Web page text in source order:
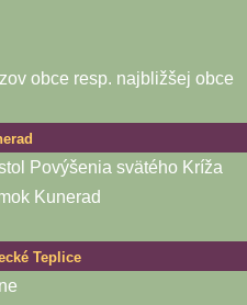
obce resp. najbližšej obce
Povýšenia svätého Kríža
Kunerad
Teplice